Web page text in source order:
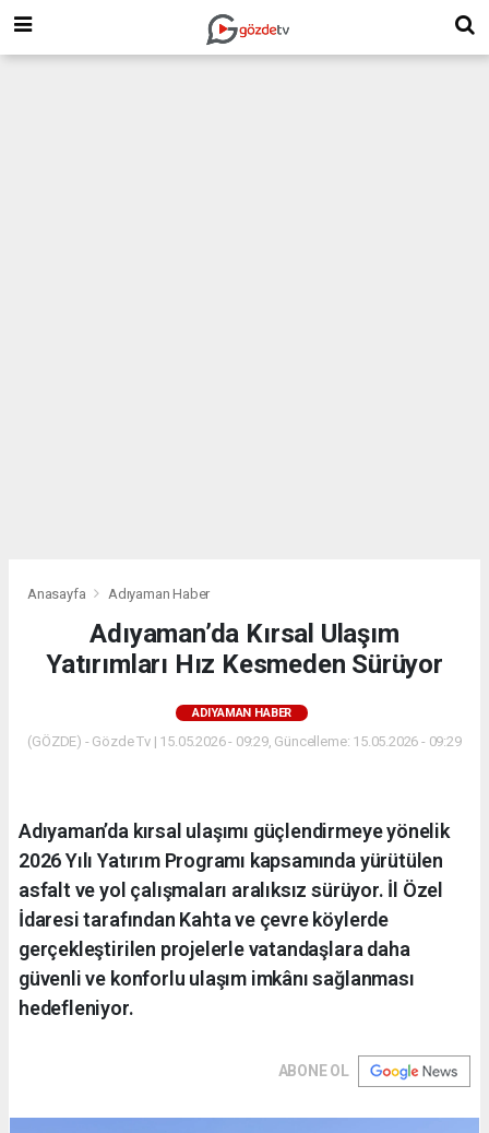
Anasayfa Adıyaman Haber
Adıyaman’da Kırsal Ulaşım
Yatırımları Hız Kesmeden Sürüyor
ADIYAMAN HABER
(GÖZDE) - Gözde Tv | 15.05.2026 - 09:29, Güncelleme: 15.05.2026 - 09:29
Adıyaman’da kırsal ulaşımı güçlendirmeye yönelik
2026 Yılı Yatırım Programı kapsamında yürütülen
asfalt ve yol çalışmaları aralıksız sürüyor. İl Özel
İdaresi tarafından Kahta ve çevre köylerde
gerçekleştirilen projelerle vatandaşlara daha
güvenli ve konforlu ulaşım imkânı sağlanması
hedefleniyor.
ABONE OL